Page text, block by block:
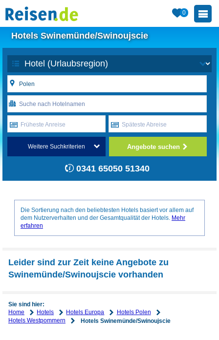
0
Hotels Swinemünde/Swinoujscie
Früheste Anreise Späteste Abreise
Weitere Suchkriterien Angebote suchen
0341 65050 51340
Die Sortierung nach den beliebtesten Hotels basiert vor allem auf
dem Nutzerverhalten und der Gesamtqualität der Hotels. Mehr
erfahren
Leider sind zur Zeit keine Angebote zu
Swinemünde/Swinoujscie vorhanden
Sie sind hier:
Home
Hotels Hotels Europa
Hotels Polen
Hotels Westpommern
Hotels Swinemünde/Swinoujscie